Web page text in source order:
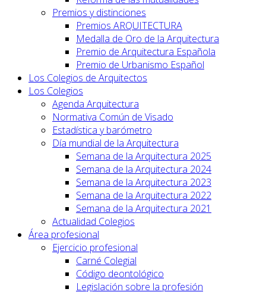
Premios y distinciones
Premios ARQUITECTURA
Medalla de Oro de la Arquitectura
Premio de Arquitectura Española
Premio de Urbanismo Español
Los Colegios de Arquitectos
Los Colegios
Agenda Arquitectura
Normativa Común de Visado
Estadística y barómetro
Día mundial de la Arquitectura
Semana de la Arquitectura 2025
Semana de la Arquitectura 2024
Semana de la Arquitectura 2023
Semana de la Arquitectura 2022
Semana de la Arquitectura 2021
Actualidad Colegios
Área profesional
Ejercicio profesional
Carné Colegial
Código deontológico
Legislación sobre la profesión